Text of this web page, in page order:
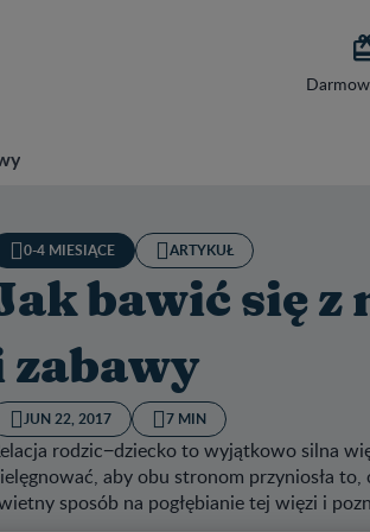
0-4 MIESIĄCE ARTYKUŁ
bawić się z
zabawy
JUN 22, 2017 7 MIN
rodzic−dziecko to wyjątkowo silna
aby obu stronom przyniosła
sposób na pogłębianie tej więzi i